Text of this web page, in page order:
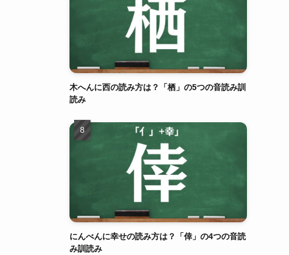
木へんに西の読み方は？「栖」の5つの音読み訓
読み
にんべんに幸せの読み方は？「倖」の4つの音読
み訓読み